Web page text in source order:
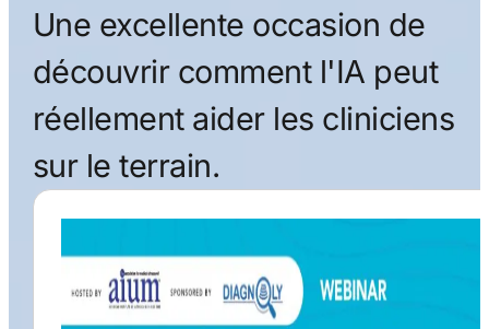
Une excellente occasion de
découvrir comment l'IA peut
réellement aider les cliniciens
sur le terrain.